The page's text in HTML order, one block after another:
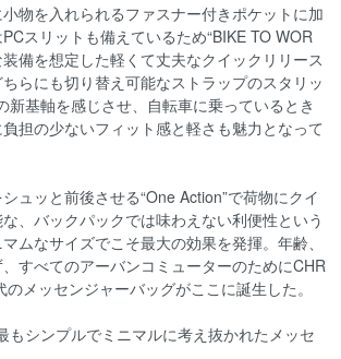
物を入れられるファスナー付きポケットに加
スリットも備えているため“BIKE TO WOR
備を想定した軽くて丈夫なクイックリリース
らにも切り替え可能なストラップのスタリッ
新基軸を感じさせ、自転車に乗っているとき
担の少ないフィット感と軽さも魅力となって
ュッと前後させる“One Action”で荷物にクイ
、バックパックでは味わえない利便性という
ムなサイズでこそ最大の効果を発揮。年齢、
すべてのアーバンコミューターのためにCHR
メッセンジャーバッグがここに誕生した。
もシンプルでミニマルに考え抜かれたメッセ